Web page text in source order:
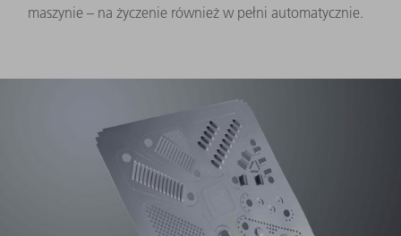
maszynie – na życzenie również w pełni automatycznie.